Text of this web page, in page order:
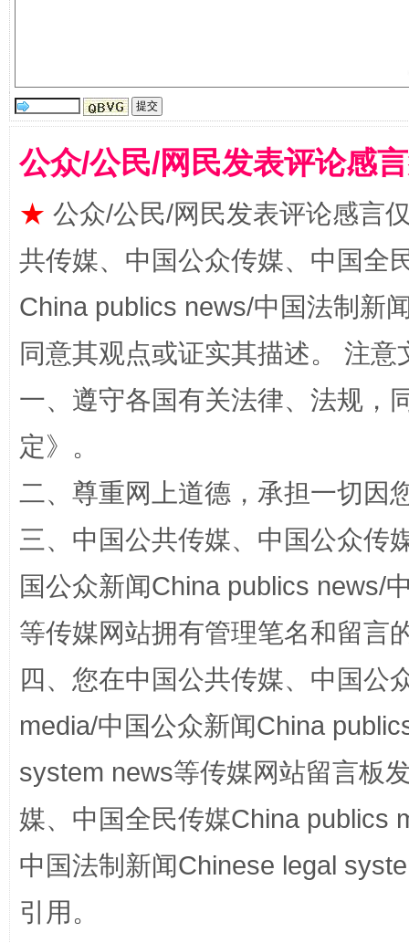
扯下公款旅游的“隐身衣” 如何以
“蜀中异人”王建安的艺术幻境
完善运行机制助力责任有效落实 一纸欠
公众/公民/网民发表评论感
★ 公众/公民/网民发表评论感言
共传媒、中国公众传媒、中国全
China publics news/中国法制新
同意其观点或证实其描述。 注
一、遵守各国有关法律、法规，
定》。
二、尊重网上道德，承担一切因
三、中国公共传媒、中国公众传
国公众新闻China publics news/
等传媒网站拥有管理笔名和留言
四、您在中国公共传媒、中国公
media/中国公众新闻China
system news等传媒网站留言板
媒、中国全民传媒China publics
中国法制新闻Chinese legal
引用。